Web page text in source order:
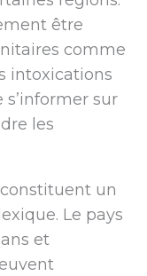
être
comme
intoxications
sur
les
un
Le pays
et